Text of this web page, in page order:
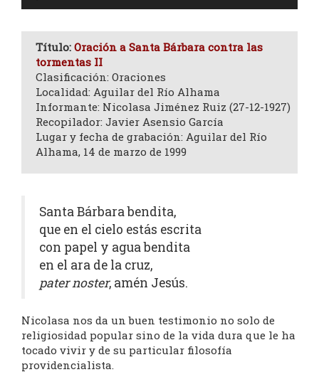
Título: Oración a Santa Bárbara contra las
tormentas II
Clasificación: Oraciones
Localidad: Aguilar del Río Alhama
Informante: Nicolasa Jiménez Ruiz (27-12-1927)
Recopilador: Javier Asensio García
Lugar y fecha de grabación: Aguilar del Río
Alhama, 14 de marzo de 1999
Santa Bárbara bendita,
que en el cielo estás escrita
con papel y agua bendita
en el ara de la cruz,
pater noster, amén Jesús.
Nicolasa nos da un buen testimonio no solo de
religiosidad popular sino de la vida dura que le ha
tocado vivir y de su particular filosofía
providencialista.